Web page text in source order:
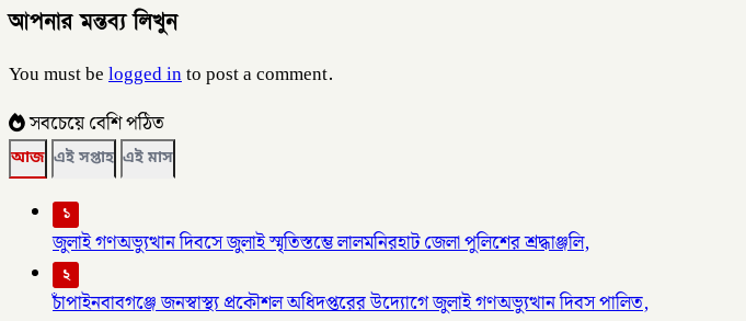
আপনার মন্তব্য লিখুন
You must belogged into post a comment.
সবচেয়ে বেশি পঠিত
আজ এই সপ্তাহ এই মাস
১
জুলাই গণঅভ্যুত্থান দিবসে জুলাই স্মৃতিস্তম্ভে লালমনিরহাট জেলা পুলিশের শ্রদ্ধাঞ্জলি,
২
চাঁপাইনবাবগঞ্জে জনস্বাস্থ্য প্রকৌশল অধিদপ্তরের উদ্যোগে জুলাই গণঅভ্যুত্থান দিবস পালিত,